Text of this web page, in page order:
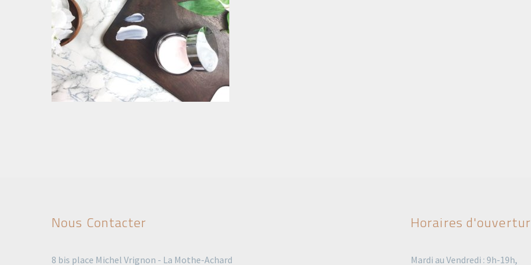
Nous Contacter
8 bis place Michel Vrignon - La Mothe-Achard
Horaires
Mardi au Vendredi : 9h-19h,